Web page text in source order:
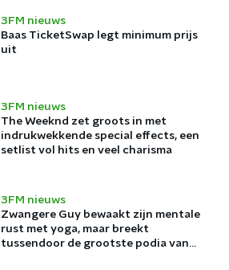
3FM nieuws
Baas TicketSwap legt minimum prijs
uit
3FM nieuws
The Weeknd zet groots in met
indrukwekkende special effects, een
setlist vol hits en veel charisma
3FM nieuws
Zwangere Guy bewaakt zijn mentale
rust met yoga, maar breekt
tussendoor de grootste podia van